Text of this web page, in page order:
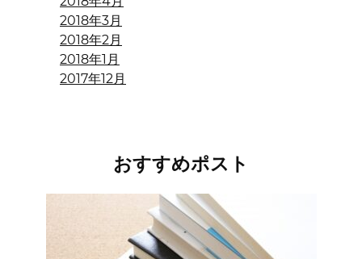
2018年3月
2018年2月
2018年1月
2017年12月
おすすめポスト